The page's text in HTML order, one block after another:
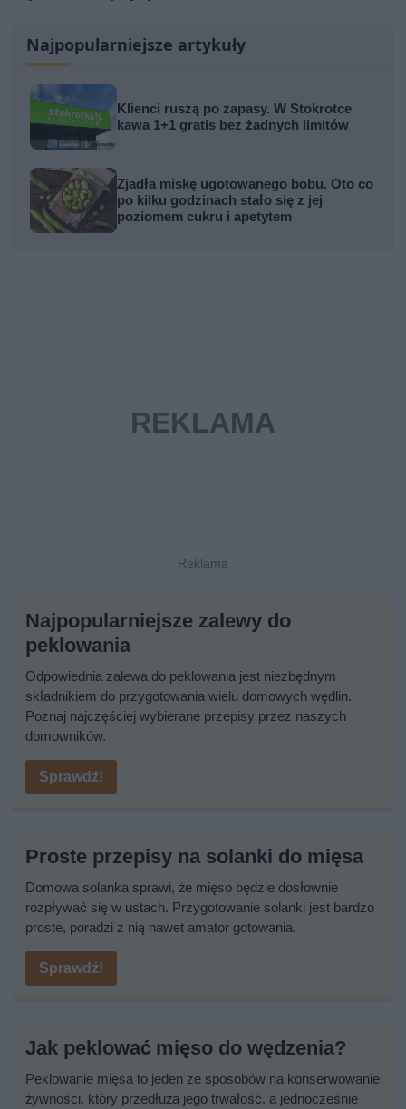
Najpopularniejsze artykuły
Klienci ruszą po zapasy. W Stokrotce
kawa 1+1 gratis bez żadnych limitów
Zjadła miskę ugotowanego bobu. Oto co
po kilku godzinach stało się z jej
poziomem cukru i apetytem
Najpopularniejsze zalewy do
peklowania
Odpowiednia zalewa do peklowania jest niezbędnym
składnikiem do przygotowania wielu domowych wędlin.
Poznaj najczęściej wybierane przepisy przez naszych
domowników.
Sprawdź!
Proste przepisy na solanki do mięsa
Domowa solanka sprawi, że mięso będzie dosłownie
rozpływać się w ustach. Przygotowanie solanki jest bardzo
proste, poradzi z nią nawet amator gotowania.
Sprawdź!
Jak peklować mięso do wędzenia?
Peklowanie mięsa to jeden ze sposobów na konserwowanie
żywności, który przedłuża jego trwałość, a jednocześnie